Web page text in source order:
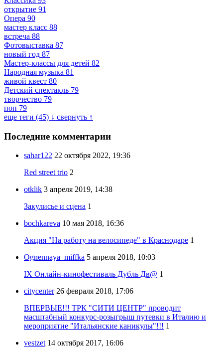
открытие 91
Опера 90
мастер класс 88
встреча 88
Фотовыставка 87
новый год 87
Мастер-классы для детей 82
Народная музыка 81
живой квест 80
Детский спектакль 79
творчество 79
поп 79
еще теги (45) ↓ свернуть ↑
Последние комментарии
sahar122 22 октября 2022, 19:36
Red street trio 2
otklik 3 апреля 2019, 14:38
Закулисье и сцена 1
bochkareva 10 мая 2018, 16:36
Акция "На работу на велосипеде" в Краснодаре 1
Ognennaya_miffka 5 апреля 2018, 10:03
IX Онлайн-кинофестиваль Дубль Дв@ 1
citycenter 26 февраля 2018, 17:06
ВПЕРВЫЕ!!! ТРК "СИТИ ЦЕНТР" проводит
масштабный конкурс-розыгрыш путевки в Италию и
мероприятие "Итальянские каникулы"!!! 1
vestzet 14 октября 2017, 16:06